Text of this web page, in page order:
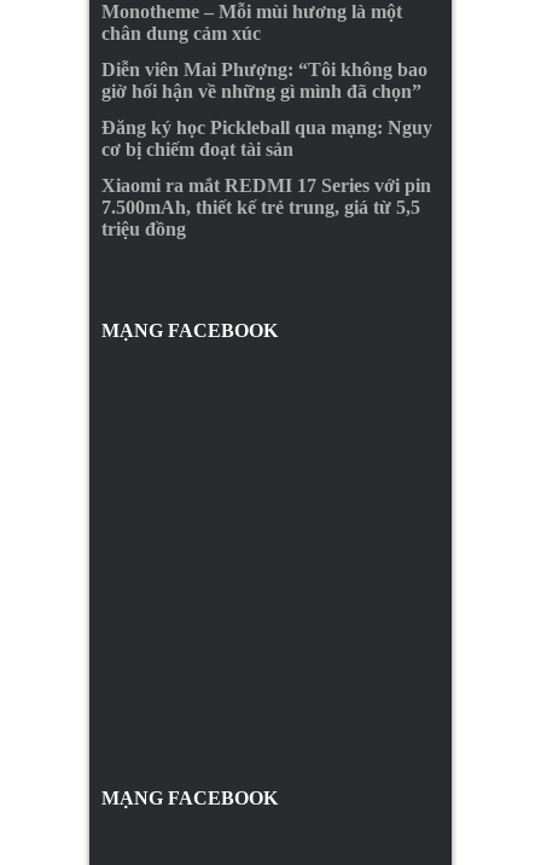
Monotheme – Mỗi mùi hương là một
chân dung cảm xúc
Diễn viên Mai Phượng: “Tôi không bao
giờ hối hận về những gì mình đã chọn”
Đăng ký học Pickleball qua mạng: Nguy
cơ bị chiếm đoạt tài sản
Xiaomi ra mắt REDMI 17 Series với pin
7.500mAh, thiết kế trẻ trung, giá từ 5,5
triệu đồng
MẠNG FACEBOOK
MẠNG FACEBOOK